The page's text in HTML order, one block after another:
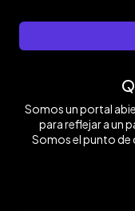
Somos un portal
para reflejar a un
Somos el punto de